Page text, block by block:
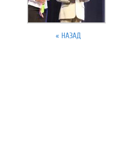
« НАЗАД